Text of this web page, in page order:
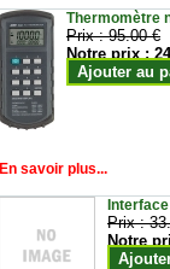
Thermomètre
Prix :95.00 €
Notre prix :
Ajouter au
En savoir plus...
Prix :
Notre